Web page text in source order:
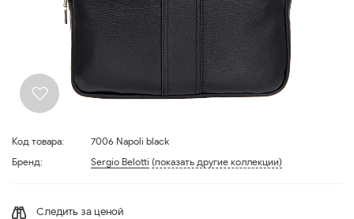
Код товара:
7006 Napoli black
Бренд:
Sergio Belotti (показать другие коллекции)
Следить за ценой